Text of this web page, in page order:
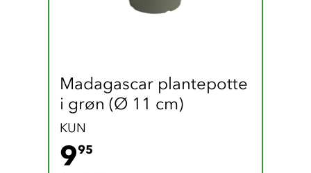
Madagascar plantepotte
i grøn (Ø 11 cm)
KUN
995